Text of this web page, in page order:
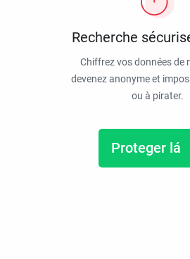
Recherche
Chiffrez vos données de
devenez anonyme et
ou à pirater.
Proteger lá